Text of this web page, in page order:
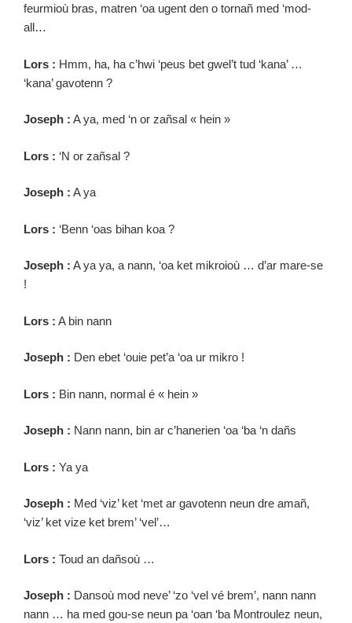
feurmioù bras, matren ‘oa ugent den o tornañ med ‘mod-
all…
Lors : Hmm, ha, ha c’hwi ‘peus bet gwel’t tud ‘kana’ …
‘kana’ gavotenn ?
Joseph : A ya, med ‘n or zañsal « hein »
Lors : ‘N or zañsal ?
Joseph : A ya
Lors : ‘Benn ‘oas bihan koa ?
Joseph : A ya ya, a nann, ‘oa ket mikroioù … d’ar mare-se
!
Lors : A bin nann
Joseph : Den ebet ‘ouie pet’a ‘oa ur mikro !
Lors : Bin nann, normal é « hein »
Joseph : Nann nann, bin ar c’hanerien ‘oa ‘ba ‘n dañs
Lors : Ya ya
Joseph : Med ‘viz’ ket ‘met ar gavotenn neun dre amañ,
‘viz’ ket vize ket brem’ ‘vel’…
Lors : Toud an dañsoù …
Joseph : Dansoù mod neve’ ‘zo ‘vel vé brem’, nann nann
nann … ha med gou-se neun pa ‘oan ‘ba Montroulez neun,